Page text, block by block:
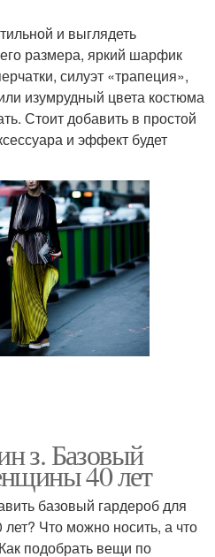
и выглядеть
размера, яркий шарфик
силуэт «трапеция»,
изумрудный цвета костюма
Стоит добавить в простой
и эффект будет
з. Базовый
40 лет
базовый гардероб для
Что можно носить, а что
подобрать вещи по